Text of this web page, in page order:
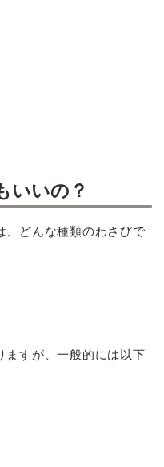
いいの？
、どんな種類のわさびで
ますが、一般的には以下